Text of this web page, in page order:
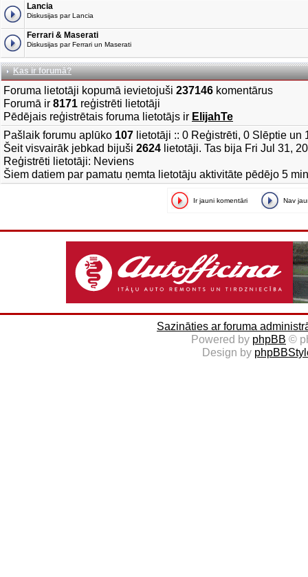
Lancia
Diskusijas par Lancia
Ferrari & Maserati
Diskusijas par Ferrari un Maserati
Kas ir forumā?
Foruma lietotāji kopumā ievietojuši 237146 komentārus
Forumā ir 8171 reģistrēti lietotāji
Pēdējais reģistrētais foruma lietotājs ir ElijahTe
Pašlaik forumu aplūko 107 lietotāji :: 0 Reģistrēti, 0 Slēptie
Šeit visvairāk jebkad bijuši 2624 lietotāji. Tas bija Fri Jul 31,
Reģistrēti lietotāji: Neviens
Šiem datiem par pamatu ņemta lietotāju aktivitāte pēdējo 5
Ir jauni komentāri Nav
Sazināties ar foruma
Powered by phpBB ©
Design by